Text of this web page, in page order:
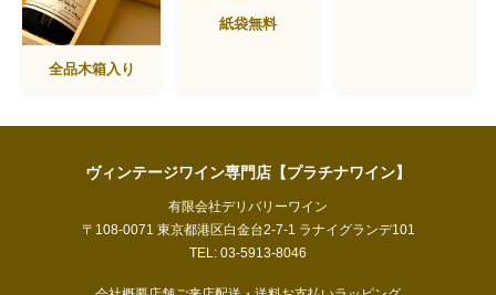
全品木箱入り
紙袋無料
ヴィンテージワイン専門店【プラチナワイン】
有限会社デリバリーワイン
〒108-0071 東京都港区白金台2-7-1 ラナイグランデ101
TEL: 03-5913-8046